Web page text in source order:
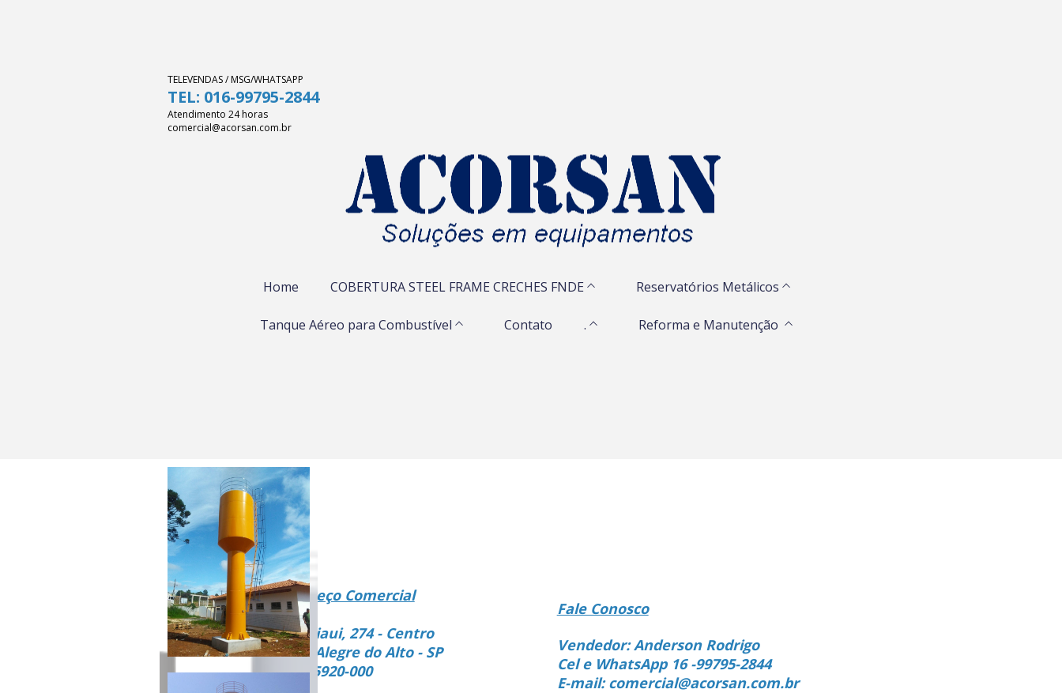
TELEVENDAS / MSG/WHATSAPP
TEL: 016-99795-2844
Atendimento 24 horas
comercial@acorsan.com.br
Home COBERTURA STEEL FRAME CRECHES FNDE Reservatórios Metálicos
Tanque Aéreo para Combustível Contato . Reforma e Manutenção
Endereço Comercial
Rua Piaui, 274 - Centro
Vista Alegre do Alto - SP
CEP 15920-000
Fale Conosco
Vendedor: Anderson Rodrigo
Cel e WhatsApp 16 -99795-2844
E-mail: comercial@acorsan.com.br